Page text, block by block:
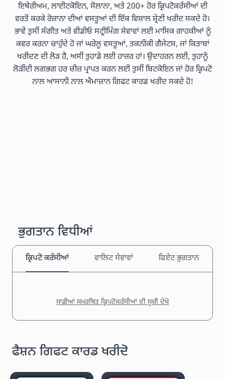
ਇਥੇਰੀਅਮ, ਲਾਈਟਕੋਇਨ, ਸੋਲਾਨਾ, ਅਤੇ 200+ ਹੋਰ ਕ੍ਰਿਪਟੋਕਰੰਸੀਆਂ ਦੀ
ਵਰਤੋਂ ਕਰਕੇ ਰੋਜ਼ਾਨਾ ਦੀਆਂ ਵਸਤੂਆਂ ਦੀ ਇੱਕ ਵਿਸ਼ਾਲ ਸ਼੍ਰੇਣੀ ਖਰੀਦ ਸਕਦੇ ਹੋ।
ਭਾਵੇਂ ਤੁਸੀਂ ਸੰਗੀਤ ਅਤੇ ਵੀਡੀਓ ਸਟ੍ਰੀਮਿੰਗ ਸੇਵਾਵਾਂ ਲਈ ਮਾਸਿਕ ਗਾਹਕੀਆਂ ਨੂੰ
ਕਵਰ ਕਰਨਾ ਚਾਹੁੰਦੇ ਹੋ ਜਾਂ ਘਰੇਲੂ ਵਸਤੂਆਂ, ਤਕਨੀਕੀ ਗੈਜੇਟਸ, ਜਾਂ ਕਿਤਾਬਾਂ
ਖਰੀਦਣ ਦੀ ਲੋੜ ਹੈ, ਅਸੀਂ ਤੁਹਾਡੇ ਲਈ ਹਾਜ਼ਰ ਹਾਂ। ਉਦਾਹਰਨ ਲਈ, ਤੁਹਾਨੂੰ
ਲੋੜੀਂਦੀ ਲਗਭਗ ਹਰ ਚੀਜ਼ ਪ੍ਰਾਪਤ ਕਰਨ ਲਈ ਤੁਸੀਂ ਬਿਟਕੋਇਨ ਜਾਂ ਹੋਰ ਕ੍ਰਿਪਟੋ
ਨਾਲ ਆਸਾਨੀ ਨਾਲ ਐਮਾਜ਼ਾਨ ਗਿਫਟ ਕਾਰਡ ਖਰੀਦ ਸਕਦੇ ਹੋ!
ਭੁਗਤਾਨ ਵਿਧੀਆਂ
ਕ੍ਰਿਪਟੋ ਕਰੰਸੀਆਂ ਵਾਲਿਟ ਸੇਵਾਵਾਂ ਫਿਏਟ ਭੁਗਤਾਨ
ਸਾਡੀਆਂ ਸਮਰਥਿਤ ਕ੍ਰਿਪਟੋਕਰੰਸੀਆਂ ਦੀ ਸੂਚੀ ਦੇਖੋ
ਫੈਸ਼ਨ ਗਿਫਟ ਕਾਰਡ ਖਰੀਦੋ